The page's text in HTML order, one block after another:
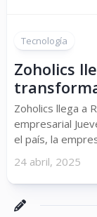
Tecnología
Zoholics
Zoholics llega a
empresarial
el país, la
24 abril, 2025